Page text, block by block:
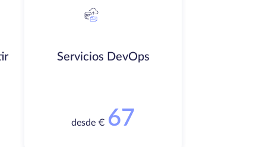
Servicios DevOps
desde € 67